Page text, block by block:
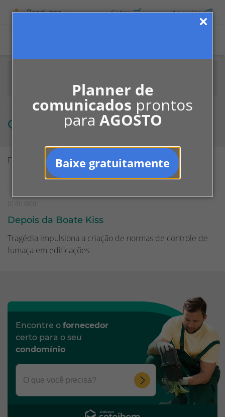
Planner de
comunicados prontos
para AGOSTO
Baixe gratuitamente
Produtos Cotar Anunciar
Carlos Kayano
Exibindo de1resultados
01/01/0001
Depois da Boate Kiss
Tragédia impulsiona a criação de normas de controle de
fumaça em edificações
Encontre o fornecedor
certo para o seu
condomínio